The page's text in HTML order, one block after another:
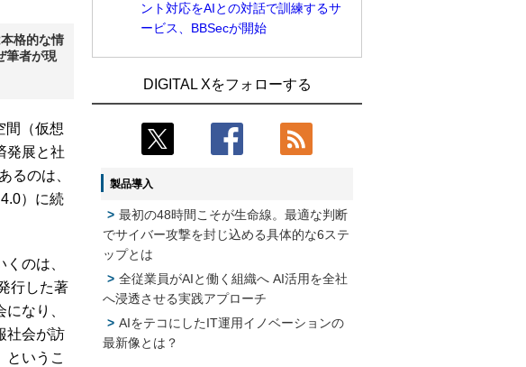
格的な情
筆者が現
間（仮想
発展と社
るのは、
）に続
のは、
行した著
なり、
社会が訪
というこ
ント対応をAIとの対話で訓練するサ
ービス、BBSecが開始
けたAIシステムを本格稼働
近大病院と中外製薬、治験参加者組み入
れに電子カルテとAI技術を使う抽出方法
3
歩行ロボット利用を検証
4
【COMPUTEX 2026：Arm編】チップ自
社製造で鍵を握る台湾サプライチェー
ン、英Armが連携を強調
製造業の現場の暗黙知を組織横断で活用
するためのナレッジ管理基盤、LIGHTzが
仮想化技術を使う統合基盤を本格稼働
鹿島建設、鋼管柱へのコンクリート充填
時の異常を検出するAIを遠隔監視システ
3
めているのか【第25回】
4
製造業の現場の暗黙知を組織横断で活用
するためのナレッジ管理基盤、LIGHTzが
提供
Umios、消費者起点の販売計画策定に向
けたAIシステムを本格稼働
DIGITAL Xをフォローする
製品導入
最初の48時間こそが生命線。最適な判断
でサイバー攻撃を封じ込める具体的な6ステ
ップとは
全従業員がAIと働く組織へ AI活用を全社
へ浸透させる実践アプローチ
AIをテコにしたIT運用イノベーションの
最新像とは？